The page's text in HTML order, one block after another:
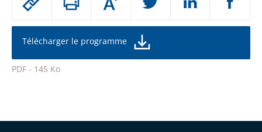
partage
de
l'article
pour
Augmenter
ou
la
de
police
Télécharger le programme
PDF - 145 Ko